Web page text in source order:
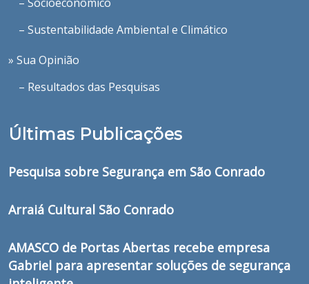
– Sustentabilidade Ambiental e Climático
» Sua Opinião
– Resultados das Pesquisas
Últimas Publicações
Pesquisa sobre Segurança em São Conrado
Arraiá Cultural São Conrado
AMASCO de Portas Abertas recebe empresa
Gabriel para apresentar soluções de segurança